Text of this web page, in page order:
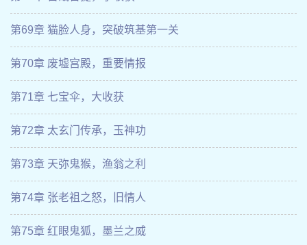
第69章 猫脸人身，突破筑基第一关
第70章 废墟宫殿，重要情报
第71章 七宝伞，大收获
第72章 太玄门传承，玉神功
第73章 天弥鬼猴，渔翁之利
第74章 张老祖之怒，旧情人
第75章 红眼鬼狐，墨兰之威